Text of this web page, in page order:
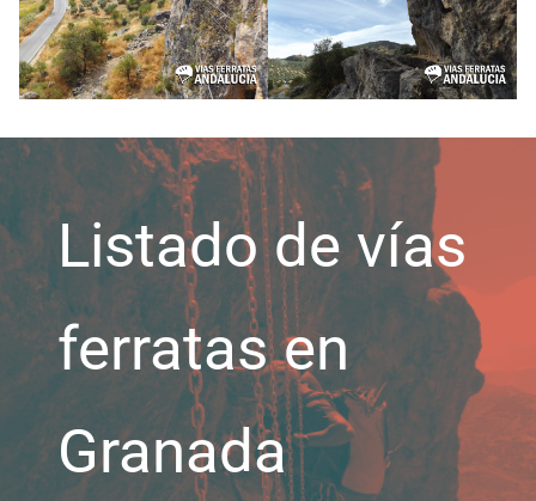
Listado de vías
ferratas en
Granada